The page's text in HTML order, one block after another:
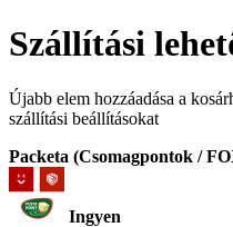
Szállítási
Újabb elem hozzáadása a
szállítási beállításokat
Packeta (Csomagpontok /
Ingyen